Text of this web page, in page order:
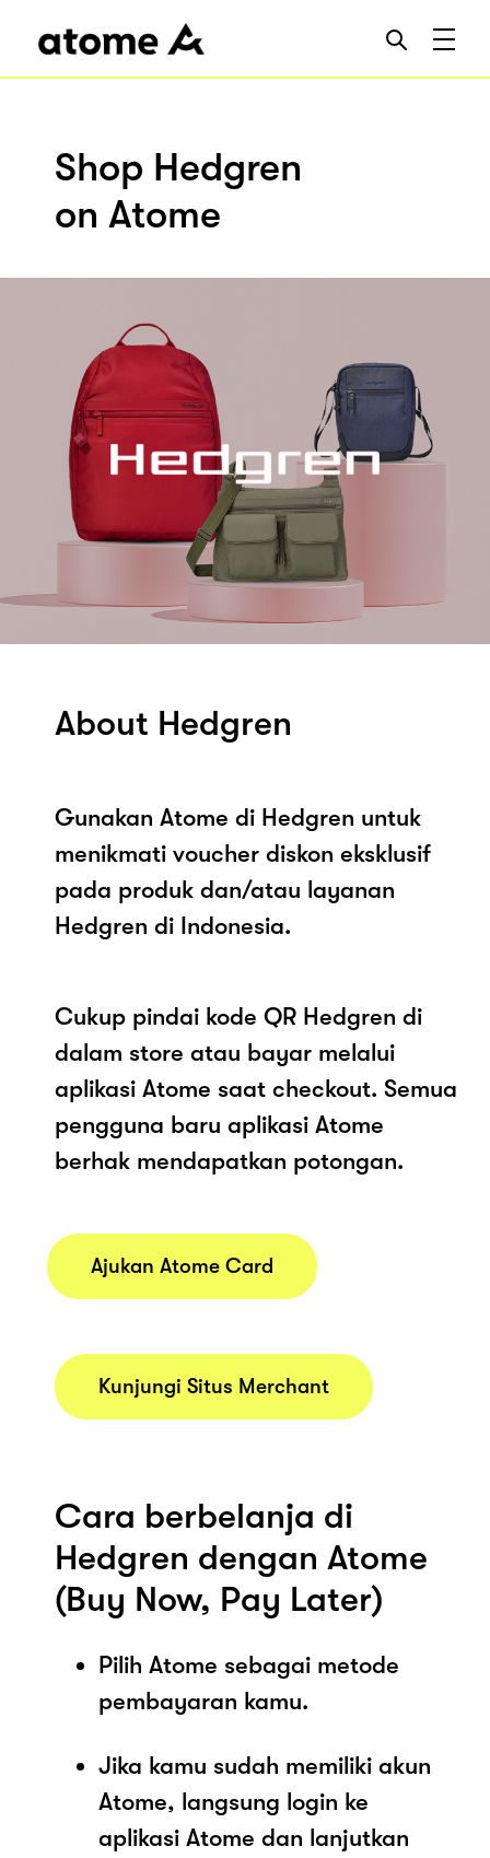
Shop Hedgren
on Atome
About Hedgren
Gunakan Atome di Hedgren untuk
menikmati voucher diskon eksklusif
pada produk dan/atau layanan
Hedgren di Indonesia.
Cukup pindai kode QR Hedgren di
dalam store atau bayar melalui
aplikasi Atome saat checkout. Semua
pengguna baru aplikasi Atome
berhak mendapatkan potongan.
Ajukan Atome Card
Kunjungi Situs Merchant
Cara berbelanja di
Hedgren dengan Atome
(Buy Now, Pay Later)
Pilih Atome sebagai metode
pembayaran kamu.
Jika kamu sudah memiliki akun
Atome, langsung login ke
aplikasi Atome dan lanjutkan